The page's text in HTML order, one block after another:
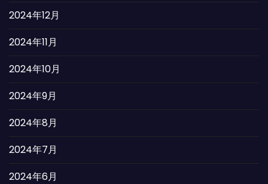
2024年12月
2024年11月
2024年10月
2024年9月
2024年8月
2024年7月
2024年6月